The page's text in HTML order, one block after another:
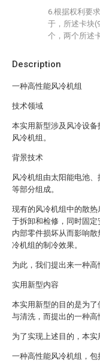
Description
一种高性能风冷机组
技术领域
本实用新型涉及风冷设
风冷机组。
背景技术
风冷机组由太阳能电池
等部分组成。
现有的风冷机组中的散
于拆卸和检修，同时固
内部零件损坏从而影响
冷机组的制冷效果。
为此，我们提出来一种高
实用新型内容
本实用新型的目的是为
与清洗，而提出的一种高
为了实现上述目的，本实
一种高性能风冷机组，
6.根据权利要
于，所述卡块
个，两个所述